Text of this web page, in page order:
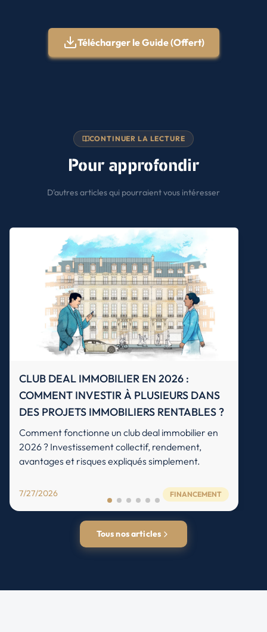
Télécharger le Guide (Offert)
CONTINUER LA LECTURE
Pour approfondir
D'autres articles qui pourraient vous intéresser
CLUB DEAL IMMOBILIER EN 2026 :
COMMENT INVESTIR À PLUSIEURS DANS
DES PROJETS IMMOBILIERS RENTABLES ?
Comment fonctionne un club deal immobilier en
2026 ? Investissement collectif, rendement,
avantages et risques expliqués simplement.
7/27/2026 FINANCEMENT
Tous nos articles